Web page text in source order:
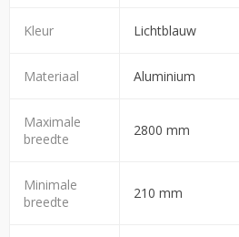
Kleur Lichtblauw
Materiaal Aluminium
Maximale
breedte
2800 mm
Minimale
breedte
210 mm